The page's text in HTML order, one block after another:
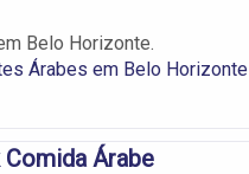
Belo Horizonte.
Árabes em Belo Horizonte
Árabe